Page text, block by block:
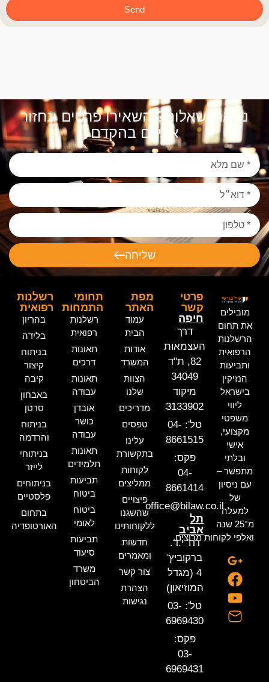
Send
נשארו שאלות? השאירו פרטים ונחזור
אליכם בהקדם
שליחה
מובילים
את תחום
הרשלנות
הרפואית
ותביעות
הנזיקין
בישראל
ליווי
משפטי
מקצועי,
אישי
ובלתי
מתפשר –
עם ניסיון
של
למעלה
מ־25 שנה
ואלפי לקוחות מרוצים.
מפת
האתר
עמוד
הבית
אודות
המשרד
הצוות
שלנו
מדריכים
טפסים
עלינו
בתקשורת
לקוחות
ממליצים
פיצויים
שהשגנו
ללקוחותינו
חדשות
ומאמרים
צור קשר
הצהרת
נגישות
תחומי
התמחות
רשלנות
רפואית
תאונות
דרכים
תאונות
עבודה
אובדן
כושר
עבודה
תאונות
תלמידים
תביעות
ביטוח
ביטוח
לאומי
תביעות
סיעוד
משרד
הביטחון
רשלנות
רפואית
בהריון
בלידה
בניתוח
קיצור
קיבה
באבחון
סרטן
בניתוח
והרדמה
בניתוחי
לייזר
בניתוחים
פלסטיים
בתחום
האורטופדיה
פרטי
קשר
חיפה
דרך
העצמאות
82, ת"ד
34049
מיקוד
3133902
טל': 04-
8661515
פקס:
04-
8661414
office@bilaw.co.il
תל
אביב
רח' י.ד.
ברקוביץ'
4 (מגדל
המוזיאון)
טל': 03-
6969430
פקס:
03-
6969431